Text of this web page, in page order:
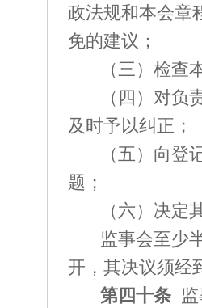
政法规和本会章
免的建议；
（三）检
（四）对
及时予以纠正；
（五）向
题；
（六）决定
监事会至少
开，其决议须经
第四十条